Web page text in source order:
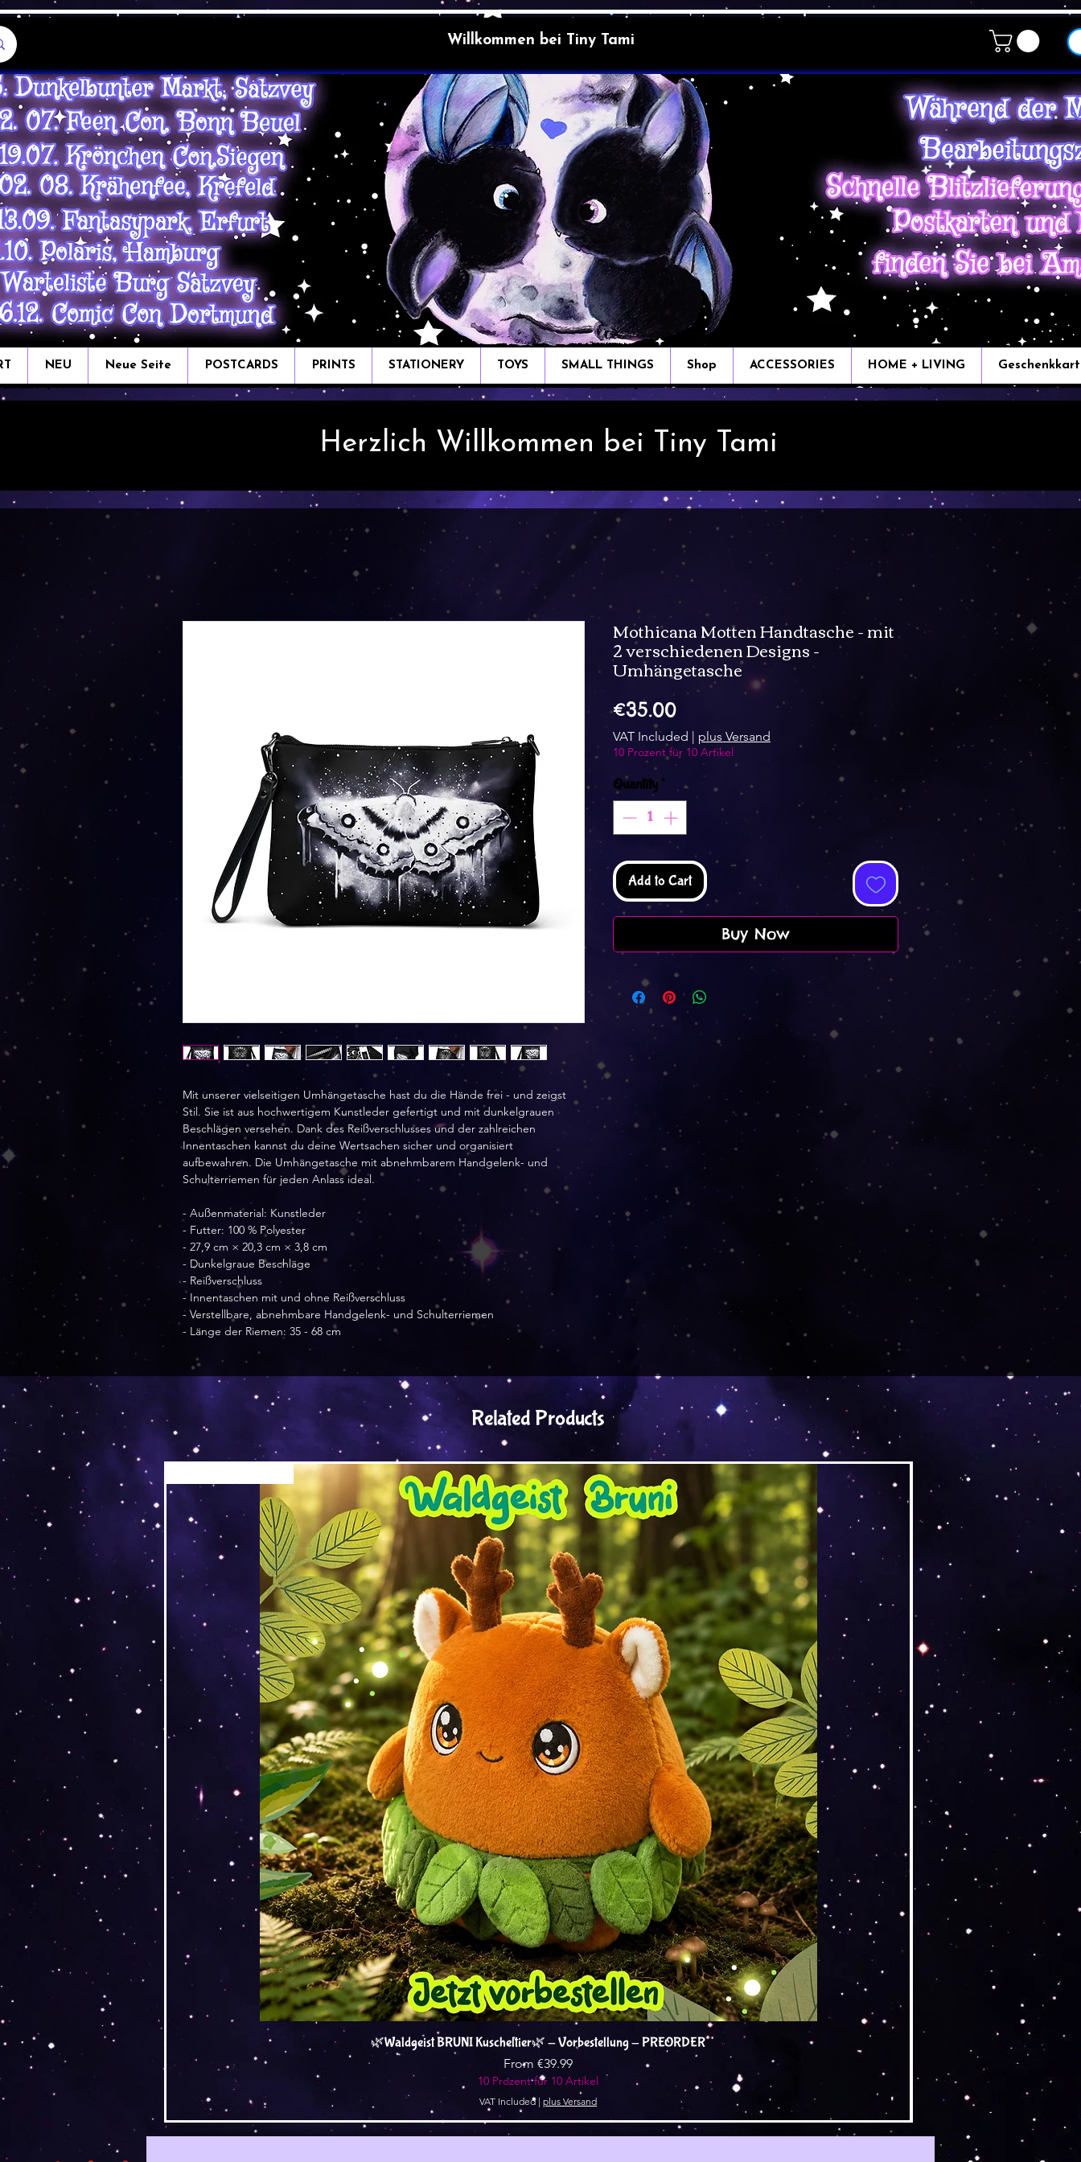
Willkommen bei Tiny Tami
NEU Neue Seite POSTCARDS PRINTS STATIONERY TOYS SMALL THINGS Shop ACCESSORIES HOME + LIVING
Herzlich Willkommen bei Tiny Tami
Mit unserer vielseitigen Umhängetasche hast du die Hände frei - und zeigst
Stil. Sie ist aus hochwertigem Kunstleder gefertigt und mit dunkelgrauen
Beschlägen versehen. Dank des Reißverschlusses und der zahlreichen
Innentaschen kannst du deine Wertsachen sicher und organisiert
aufbewahren. Die Umhängetasche mit abnehmbarem Handgelenk- und
Schulterriemen für jeden Anlass ideal.
- Außenmaterial: Kunstleder
- Futter: 100 % Polyester
- 27,9 cm × 20,3 cm × 3,8 cm
- Dunkelgraue Beschläge
- Reißverschluss
- Innentaschen mit und ohne Reißverschluss
- Verstellbare, abnehmbare Handgelenk- und Schulterriemen
- Länge der Riemen: 35 - 68 cm
Mothicana Motten Handtasche - mit
2 verschiedenen Designs -
Umhängetasche
€35.00Price
VAT Included | plus Versand
10 Prozent für 10 Artikel
Quantity*
Add to Cart
Buy Now
Related Products
Quick View
🌿Waldgeist BRUNI Kuscheltier🌿 - Vorbestellung - PREORDER
From €39.99
Sale Price
10 Prozent für 10 Artikel
VAT Included| plus Versand
Versand by DruckGuru